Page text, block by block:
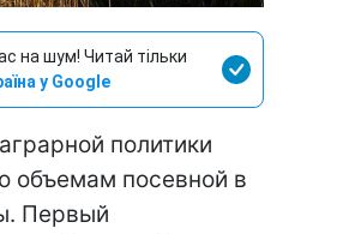
на шум! Читай тільки
у Google
политики
объемам посевной в
Первый